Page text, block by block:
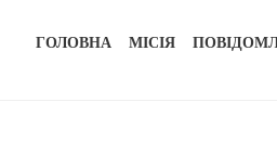
ГОЛОВНА МІСІЯ